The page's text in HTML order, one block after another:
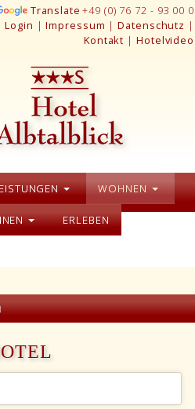
Translate +49 (0) 76 72 - 93 00 0
Login |Impressum |Datenschutz |
Kontakt | Hotelvideo
WOHNEN
ERLEBEN